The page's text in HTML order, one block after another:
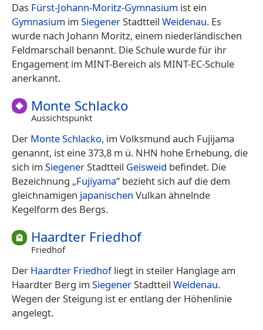
Das Fürst-Johann-Moritz-Gymnasium ist ein
Gymnasium im SiegenerStadtteil Weidenau. Es
wurde nach Johann Moritz, einem niederländischen
Feldmarschall benannt. Die Schule wurde für ihr
Engagement im MINT-Bereich als MINT-EC-Schule
anerkannt.
Monte Schlacko
Aussichtspunkt
Der Monte Schlacko, im Volksmund auch Fujijama
genannt, ist eine 373,8 m ü. NHN hohe Erhebung, die
sich im SiegenerStadtteil Geisweid befindet. Die
Bezeichnung „Fujiyama“ bezieht sich auf die dem
gleichnamigen japanischen Vulkan ähnelnde
Kegelform des Bergs.
Haardter Friedhof
Friedhof
Der Haardter Friedhofliegt in steiler Hanglage am
Haardter Berg im SiegenerStadtteil Weidenau.
Wegen der Steigung ist er entlang der Höhenlinie
angelegt.